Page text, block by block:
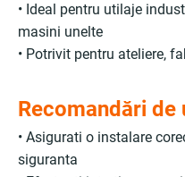
• Ideal pentru utilaje
masini unelte
• Potrivit pentru ateliere,
Recomandări de
• Asigurati o instalare
siguranta